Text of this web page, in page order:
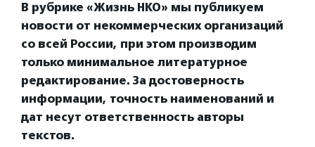
В рубрике «Жизнь НКО» мы публикуем
новости от некоммерческих организаций
со всей России, при этом производим
только минимальное литературное
редактирование. За достоверность
информации, точность наименований и
дат несут ответственность авторы
текстов.